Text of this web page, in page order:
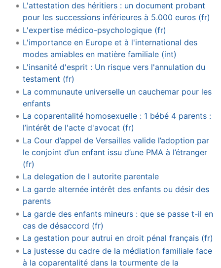
L'attestation des héritiers : un document probant
pour les successions inférieures à 5.000 euros (fr)
L'expertise médico-psychologique (fr)
L'importance en Europe et à l'international des
modes amiables en matière familiale (int)
L'insanité d'esprit : Un risque vers l'annulation du
testament (fr)
La communaute universelle un cauchemar pour les
enfants
La coparentalité homosexuelle : 1 bébé 4 parents :
l’intérêt de l'acte d'avocat (fr)
La Cour d’appel de Versailles valide l’adoption par
le conjoint d’un enfant issu d’une PMA à l’étranger
(fr)
La delegation de l autorite parentale
La garde alternée intérêt des enfants ou désir des
parents
La garde des enfants mineurs : que se passe t-il en
cas de désaccord (fr)
La gestation pour autrui en droit pénal français (fr)
La justesse du cadre de la médiation familiale face
à la coparentalité dans la tourmente de la